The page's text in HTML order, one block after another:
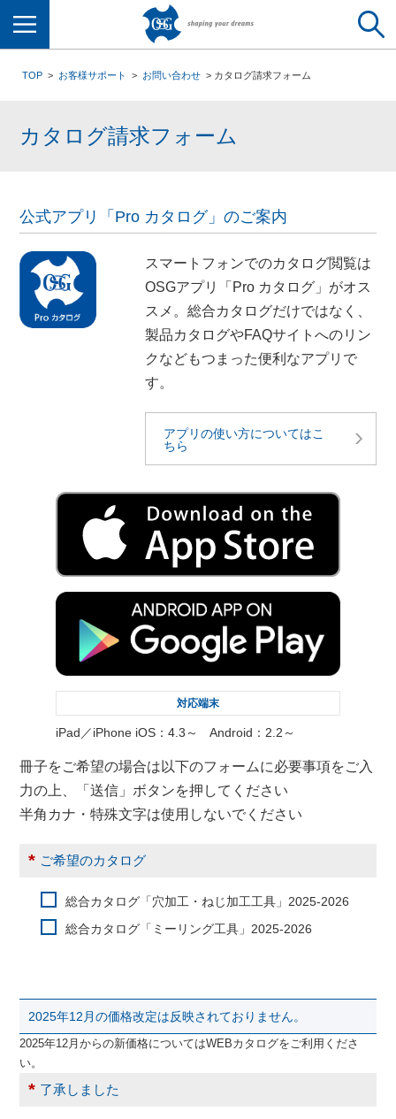
TOP お客様サポート お問い合わせ カタログ請求フォーム
カタログ請求フォーム
公式アプリ「Pro カタログ」のご案内
スマートフォンでのカタログ閲覧は
OSGアプリ「Pro カタログ」がオス
スメ。総合カタログだけではなく、
製品カタログやFAQサイトへのリン
クなどもつまった便利なアプリで
す。
アプリの使い方についてはこ
ちら
対応端末
iPad／iPhone iOS：4.3～ Android：2.2～
冊子をご希望の場合は以下のフォームに必要事項をご入
力の上、「送信」ボタンを押してください
半角カナ・特殊文字は使用しないでください
* ご希望のカタログ
総合カタログ「穴加工・ねじ加工工具」2025-2026
総合カタログ「ミーリング工具」2025-2026
2025年12月の価格改定は反映されておりません。
2025年12月からの新価格についてはWEBカタログをご利用くださ
い。
* 了承しました